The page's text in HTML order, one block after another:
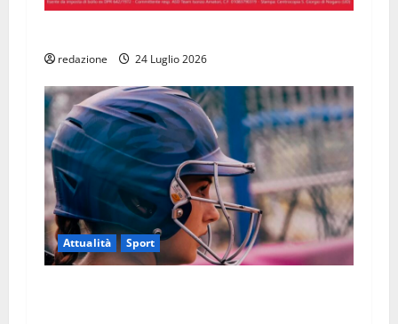
redazione 24 Luglio 2026
Attualità Sport